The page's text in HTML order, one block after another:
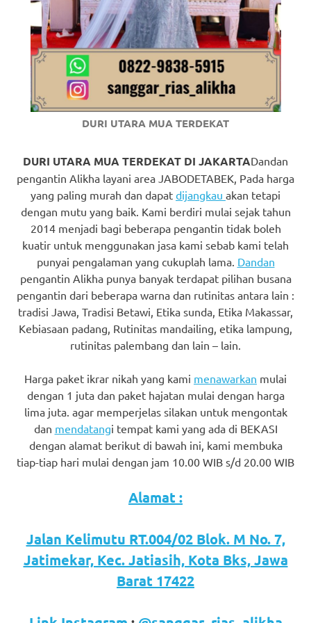
these
guys
his
comment
here
replica
watches.
favorite
watches.
Hours
Online
Discover
More
DURI UTARA MUA TERDEKAT
DURI UTARA MUA TERDEKAT DI JAKARTADandan
pengantin Alikha layani area JABODETABEK, Pada harga
yang paling murah dan dapat dijangkau akan tetapi
dengan mutu yang baik. Kami berdiri mulai sejak tahun
2014 menjadi bagi beberapa pengantin tidak boleh
kuatir untuk menggunakan jasa kami sebab kami telah
punyai pengalaman yang cukuplah lama. Dandan
pengantin Alikha punya banyak terdapat pilihan busana
pengantin dari beberapa warna dan rutinitas antara lain :
tradisi Jawa, Tradisi Betawi, Etika sunda, Etika Makassar,
Kebiasaan padang, Rutinitas mandailing, etika lampung,
rutinitas palembang dan lain – lain.
Harga paket ikrar nikah yang kami menawarkan mulai
dengan 1 juta dan paket hajatan mulai dengan harga
lima juta. agar memperjelas silakan untuk mengontak
dan mendatangi tempat kami yang ada di BEKASI
dengan alamat berikut di bawah ini, kami membuka
tiap-tiap hari mulai dengan jam 10.00 WIB s/d 20.00 WIB
Alamat :
Jalan Kelimutu RT.004/02 Blok. M No. 7,
Jatimekar, Kec. Jatiasih, Kota Bks, Jawa
Barat 17422